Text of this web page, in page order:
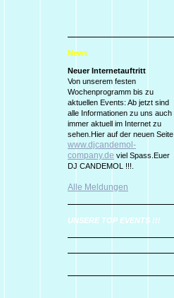
News
Neuer Internetauftritt
Von unserem festen
Wochenprogramm bis zu
aktuellen Events: Ab jetzt sind
alle Informationen zu uns auch
immer aktuell im Internet zu
sehen.Hier auf der neuen Seite
www.djcandemol-
company.de viel Spass.Euer
DJ CANDEMOL !!!.
Alle Meldungen
UNSERE TOP EVENTS !!!